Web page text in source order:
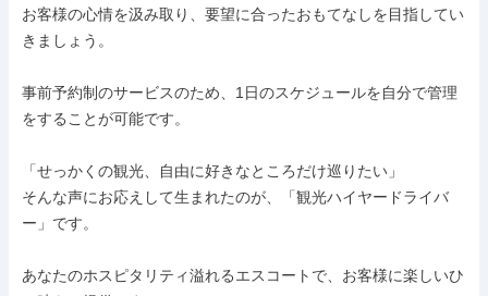
お客様の心情を汲み取り、要望に合ったおもてなしを目指してい
きましょう。
事前予約制のサービスのため、1日のスケジュールを自分で管理
をすることが可能です。
「せっかくの観光、自由に好きなところだけ巡りたい」
そんな声にお応えして生まれたのが、「観光ハイヤードライバ
ー」です。
あなたのホスピタリティ溢れるエスコートで、お客様に楽しいひ